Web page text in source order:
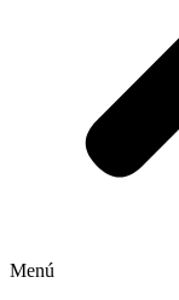
Menú